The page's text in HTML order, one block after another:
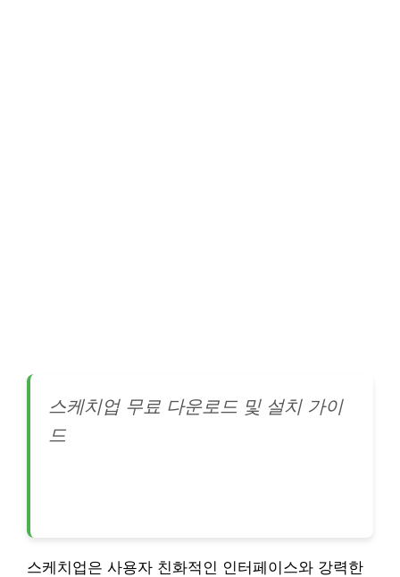
스케치업 무료 다운로드 및 설치 가이
드
스케치업은 사용자 친화적인 인터페이스와 강력한